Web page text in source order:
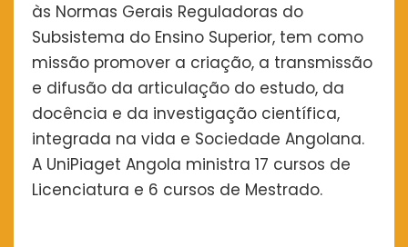
às Normas Gerais Reguladoras do
Subsistema do Ensino Superior, tem como
missão promover a criação, a transmissão
e difusão da articulação do estudo, da
docência e da investigação científica,
integrada na vida e Sociedade Angolana.
A UniPiaget Angola ministra 17 cursos de
Licenciatura e 6 cursos de Mestrado.